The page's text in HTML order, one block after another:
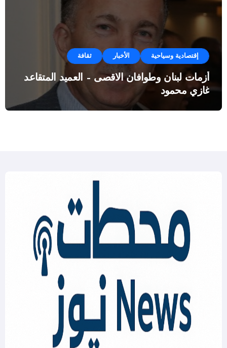
إقتصادية وسياحية الأخبار ثقافة
أزمات لبنان وطوافان الاقصى – العميد المتقاعد
غازي محمود